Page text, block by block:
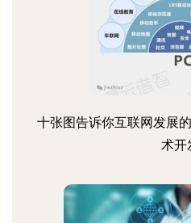
十张图告诉你互联网发展
术开